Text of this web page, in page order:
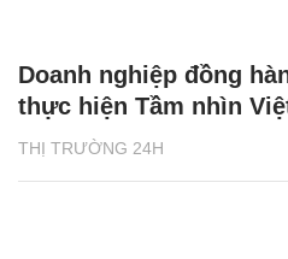
THỊ TRƯỜNG 24H
Doanh nghiệp đồng
thực hiện Tầm nhìn